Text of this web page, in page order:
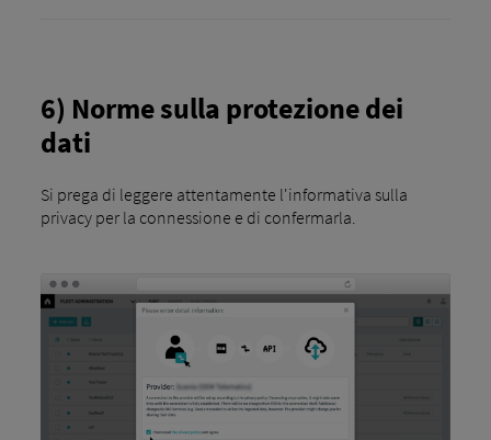
6) Norme sulla protezione dei
dati
Si prega di leggere attentamente l'informativa sulla
privacy per la connessione e di confermarla.